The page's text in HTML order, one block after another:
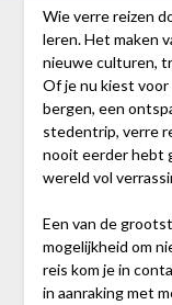
Wie verre reizen
leren. Het maken
nieuwe culturen,
Of je nu kiest
bergen, een
stedentrip, verre
nooit eerder hebt
wereld vol
Een van de
mogelijkheid om
reis kom je in
in aanraking met